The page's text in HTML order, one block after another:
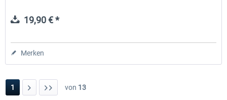
19,90 € *
Merken
1 von 13